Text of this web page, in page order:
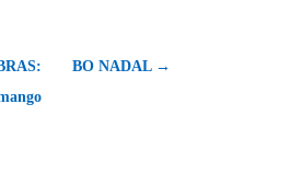
BO NADAL →